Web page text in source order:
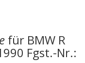
für BMW R
Fgst.-Nr.: